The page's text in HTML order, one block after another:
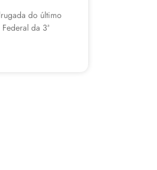
do último
da 3ª